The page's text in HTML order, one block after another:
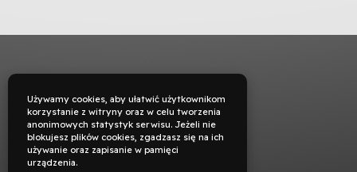
Używamy cookies, aby ułatwić użytkownikom
korzystanie z witryny oraz w celu tworzenia
anonimowych statystyk serwisu. Jeżeli nie
blokujesz plików cookies, zgadzasz się na ich
używanie oraz zapisanie w pamięci
urządzenia.